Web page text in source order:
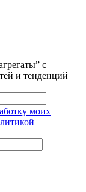
с
и тенденций
моих